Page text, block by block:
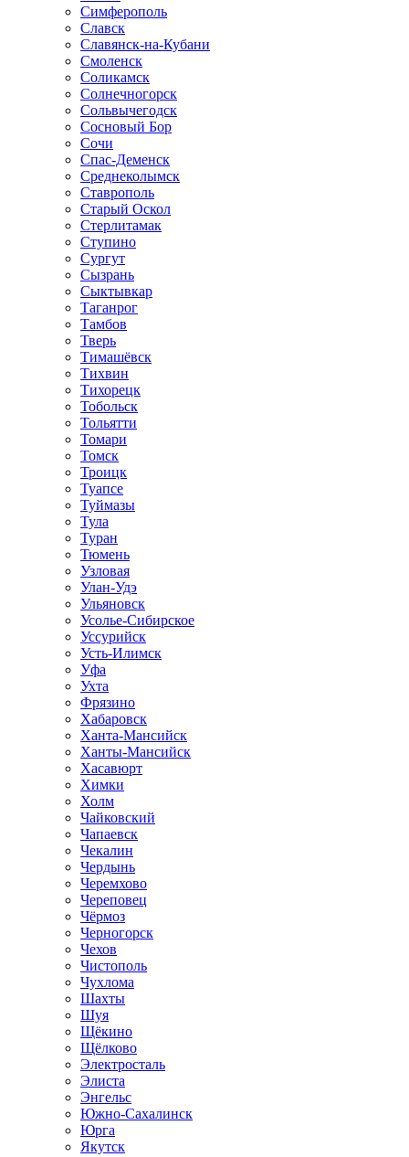
Симферополь
Славск
Славянск-на-Кубани
Смоленск
Соликамск
Солнечногорск
Сольвычегодск
Сосновый Бор
Сочи
Спас-Деменск
Среднеколымск
Ставрополь
Старый Оскол
Стерлитамак
Ступино
Сургут
Сызрань
Сыктывкар
Таганрог
Тамбов
Тверь
Тимашёвск
Тихвин
Тихорецк
Тобольск
Тольятти
Томари
Томск
Троицк
Туапсе
Туймазы
Тула
Туран
Тюмень
Узловая
Улан-Удэ
Ульяновск
Усолье-Сибирское
Уссурийск
Усть-Илимск
Уфа
Ухта
Фрязино
Хабаровск
Ханта-Мансийск
Ханты-Мансийск
Хасавюрт
Химки
Холм
Чайковский
Чапаевск
Чекалин
Чердынь
Черемхово
Череповец
Чёрмоз
Черногорск
Чехов
Чистополь
Чухлома
Шахты
Шуя
Щёкино
Щёлково
Электросталь
Элиста
Энгельс
Южно-Сахалинск
Юрга
Якутск